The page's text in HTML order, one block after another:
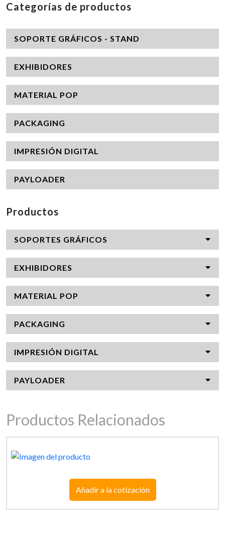
Categorías de productos
SOPORTE GRÁFICOS - STAND
EXHIBIDORES
MATERIAL POP
PACKAGING
IMPRESIÓN DIGITAL
PAYLOADER
Productos
SOPORTES GRÁFICOS
EXHIBIDORES
MATERIAL POP
PACKAGING
IMPRESIÓN DIGITAL
PAYLOADER
Productos Relacionados
Añadir a la cotización